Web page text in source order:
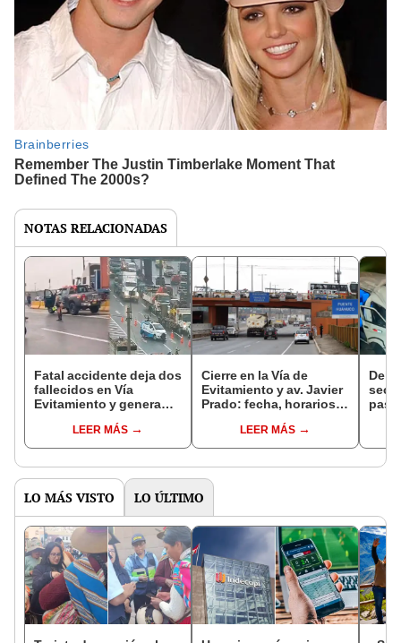
NOTAS RELACIONADAS
Fatal accidente deja dos
fallecidos en Vía
Evitamiento y genera
vehicular desde Acho
LEER MÁS
Cierre en la Vía de
Evitamiento y av. Javier
Prado: fecha, horarios y
LEER MÁS
Vía
LO MÁS VISTO LO ÚLTIMO